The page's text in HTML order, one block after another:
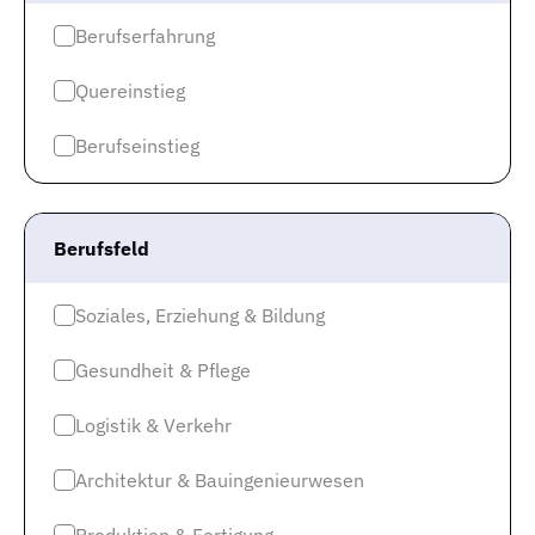
Berufserfahrung
Quereinstieg
Berufseinstieg
Berufsfeld
Soziales, Erziehung & Bildung
Gesundheit & Pflege
Logistik & Verkehr
Architektur & Bauingenieurwesen
7.150 Euro (und mehr).
Insgesamt sind übrigens in ganz Nordrhein-Westfalen